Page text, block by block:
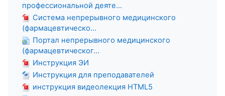
профессиональной деяте...
Система непрерывного медицинского
(фармацевтическо...
Портал непрерывного медицинского
(фармацевтическог...
Инструкция ЭИ
Инструкция для преподавателей
инструкция видеолекция HTML5